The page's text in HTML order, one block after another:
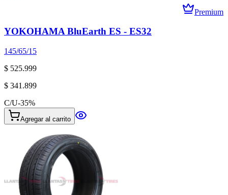
Premium
YOKOHAMA BluEarth ES - ES32
145/65/15
$ 525.999
$ 341.899
C/U-35%
Agregar al carrito